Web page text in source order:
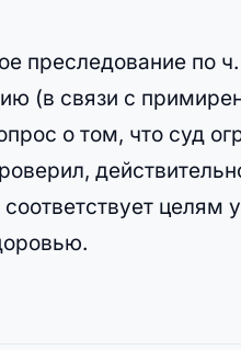
преследование по
(в связи с
о том, что суд
целям